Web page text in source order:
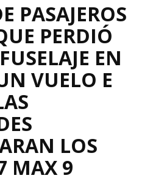
PASAJEROS
PERDIÓ
EN
VUELO E
LOS
MAX 9